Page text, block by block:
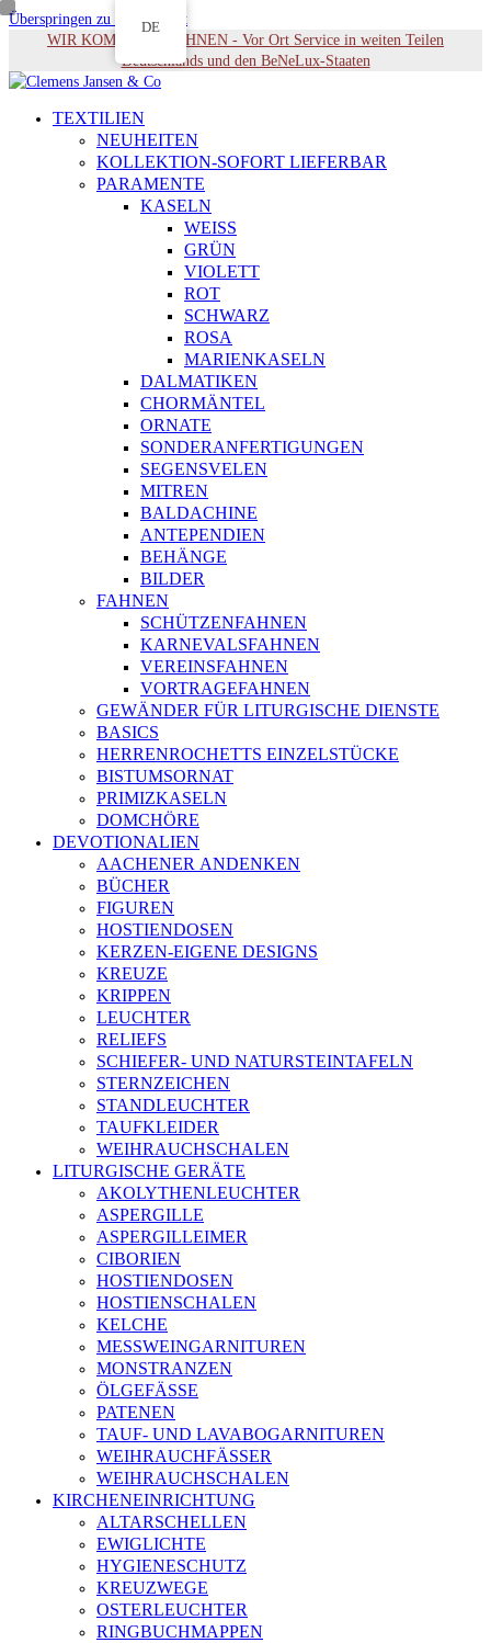
Überspringen zu Hauptinhalt
WIR KOMMEN ZU IHNEN - Vor Ort Service in weiten Teilen
Deutschlands und den BeNeLux-Staaten
TEXTILIEN
NEUHEITEN
KOLLEKTION-SOFORT LIEFERBAR
PARAMENTE
KASELN
WEISS
GRÜN
VIOLETT
ROT
SCHWARZ
ROSA
MARIENKASELN
DALMATIKEN
CHORMÄNTEL
ORNATE
SONDERANFERTIGUNGEN
SEGENSVELEN
MITREN
BALDACHINE
ANTEPENDIEN
BEHÄNGE
BILDER
FAHNEN
SCHÜTZENFAHNEN
KARNEVALSFAHNEN
VEREINSFAHNEN
VORTRAGEFAHNEN
GEWÄNDER FÜR LITURGISCHE DIENSTE
BASICS
HERRENROCHETTS EINZELSTÜCKE
BISTUMSORNAT
PRIMIZKASELN
DOMCHÖRE
DEVOTIONALIEN
AACHENER ANDENKEN
BÜCHER
FIGUREN
HOSTIENDOSEN
KERZEN-EIGENE DESIGNS
KREUZE
KRIPPEN
LEUCHTER
RELIEFS
SCHIEFER- UND NATURSTEINTAFELN
STERNZEICHEN
STANDLEUCHTER
TAUFKLEIDER
WEIHRAUCHSCHALEN
LITURGISCHE GERÄTE
AKOLYTHENLEUCHTER
ASPERGILLE
ASPERGILLEIMER
CIBORIEN
HOSTIENDOSEN
HOSTIENSCHALEN
KELCHE
MESSWEINGARNITUREN
MONSTRANZEN
ÖLGEFÄSSE
PATENEN
TAUF- UND LAVABOGARNITUREN
WEIHRAUCHFÄSSER
WEIHRAUCHSCHALEN
KIRCHENEINRICHTUNG
ALTARSCHELLEN
EWIGLICHTE
HYGIENESCHUTZ
KREUZWEGE
OSTERLEUCHTER
RINGBUCHMAPPEN
DE